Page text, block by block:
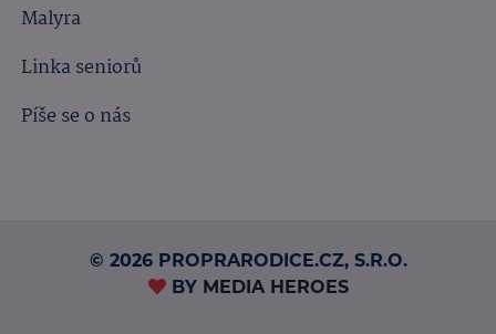
Malyra
Linka seniorů
Píše se o nás
© 2026 PROPRARODICE.CZ, S.R.O.
BY MEDIA HEROES